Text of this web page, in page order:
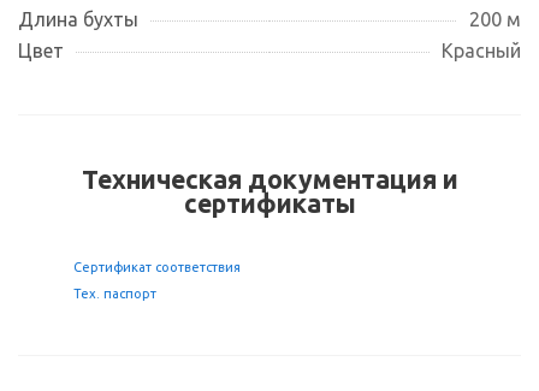
Длина бухты
200 м
Цвет
Красный
Техническая документация и
сертификаты
Сертификат соответствия
Тех. паспорт